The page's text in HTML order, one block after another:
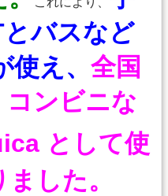
バスなど
え、 全国
ンビニな
として使
した。